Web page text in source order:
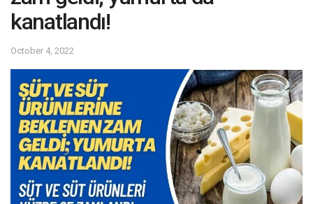
kanatlandı!
October 4, 2022